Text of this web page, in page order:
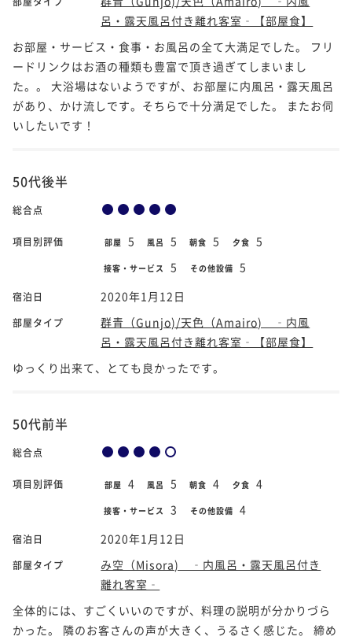
呂・露天風呂付き離れ客室‐【部屋食】
お部屋・サービス・食事・お風呂の全て大満足でした。 フリ
ードリンクはお酒の種類も豊富で頂き過ぎてしまいまし
た。。 大浴場はないようですが、お部屋に内風呂・露天風呂
があり、かけ流しです。そちらで十分満足でした。 またお伺
いしたいです！
50代後半
総合点
項目別評価 部屋 5 風呂 5 朝食 5 夕食 5
接客・サービス 5 その他設備 5
宿泊日 2020年1月12日
部屋タイプ
群青（Gunjo)/天色（Amairo) ‐内風
呂・露天風呂付き離れ客室‐【部屋食】
ゆっくり出来て、とても良かったです。
50代前半
総合点
項目別評価 部屋 4 風呂 5 朝食 4 夕食 4
接客・サービス 3 その他設備 4
宿泊日 2020年1月12日
部屋タイプ
み空（Misora) ‐内風呂・露天風呂付き
離れ客室‐
全体的には、すごくいいのですが、料理の説明が分かりづら
かった。 隣のお客さんの声が大きく、うるさく感じた。 締め